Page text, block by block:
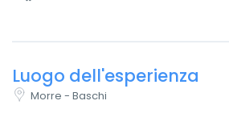
Luogo dell'esperienza
Morre - Baschi